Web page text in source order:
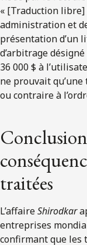
« [Traduction libre]
administration et
présentation d’un
d’arbitrage
36 000 $ à
ne prouvait
ou contraire à
traitées
L’affaireShirodkar
entreprises
confirmant que les